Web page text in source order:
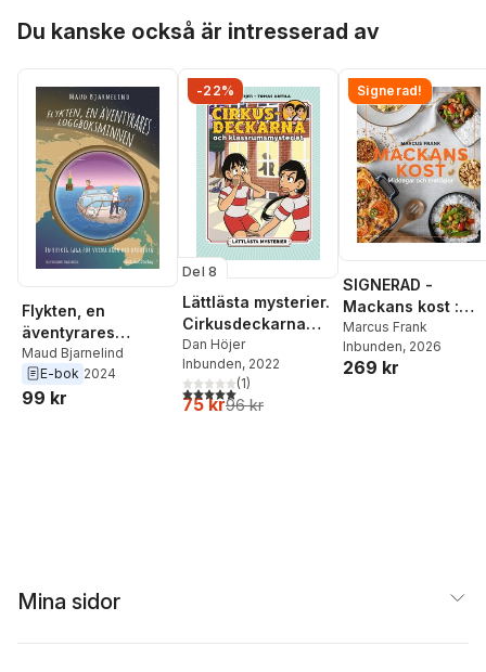
Du kanske också är intresserad av
Flykten, en
äventyrares
loggboksminnen
Maud Bjarnelind
E-bok 2024
99 kr
-22%
Del 8
Lättlästa mysterier.
Cirkusdeckarna
och
klassrumsmysteriet
Dan Höjer
Inbunden, 2022
5,0utav 5 stjärnor. Totalt antal röster:
(1)
75 kr96 kr
Signerad!
SIGNERAD -
Mackans kost :
Middagar och
matlådor
Marcus Frank
Inbunden, 2026
269 kr
Mina sidor